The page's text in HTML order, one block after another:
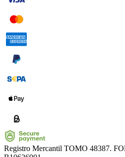
Registro Mercantil TOMO 48387.